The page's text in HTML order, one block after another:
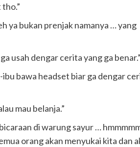
ya bukan prenjak namanya … yang
usah dengar cerita yang ga
ibu bawa headset biar ga dengar
mau belanja.”
di warung sayur …
orang akan menyukai kita dan